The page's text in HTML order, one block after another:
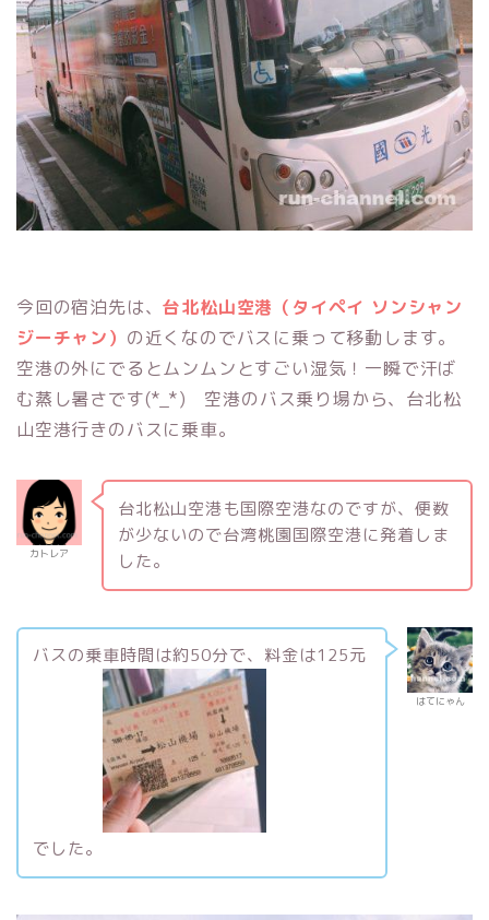
今回の宿泊先は、台北松山空港（タイペイ ソンシャン
ジーチャン） の近くなのでバスに乗って移動します。
空港の外にでるとムンムンとすごい湿気！一瞬で汗ば
む蒸し暑さです(*_*) 空港のバス乗り場から、台北松
山空港行きのバスに乗車。
カトレア
台北松山空港も国際空港なのですが、便数
が少ないので台湾桃園国際空港に発着しま
した。
はてにゃん
バスの乗車時間は約50分で、料金は125元
でした。